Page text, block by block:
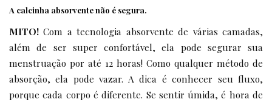
A calcinha absorvente não é segura.
MITO!Com a tecnologia absorvente de várias camadas,
além de ser super confortável, ela pode segurar sua
menstruação por até 12 horas! Como qualquer método de
absorção, ela pode vazar. A dica é conhecer seu fluxo,
porque cada corpo é diferente. Se sentir úmida, é hora de